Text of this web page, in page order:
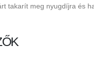
takarít meg nyugdíjra és